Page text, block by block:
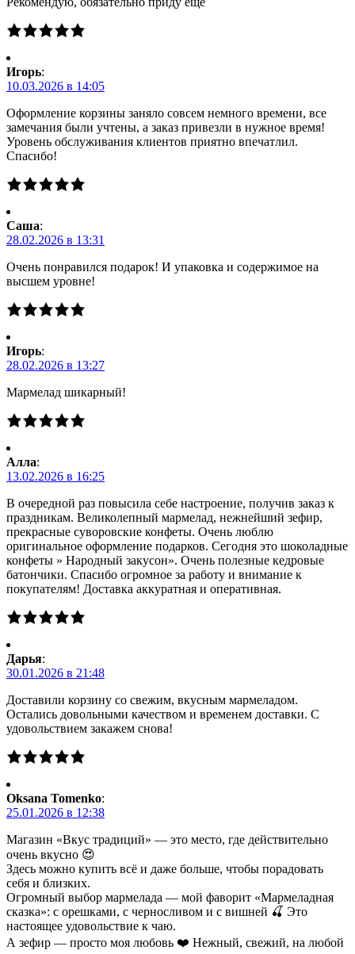
Игорь:
10.03.2026 в 14:05
Оформление корзины заняло совсем немного времени, все
замечания были учтены, а заказ привезли в нужное время!
Уровень обслуживания клиентов приятно впечатлил.
Спасибо!
Саша:
28.02.2026 в 13:31
Очень понравился подарок! И упаковка и содержимое на
высшем уровне!
Игорь:
28.02.2026 в 13:27
Мармелад шикарный!
Алла:
13.02.2026 в 16:25
В очередной раз повысила себе настроение, получив заказ к
праздникам. Великолепный мармелад, нежнейший зефир,
прекрасные суворовские конфеты. Очень люблю
оригинальное оформление подарков. Сегодня это шоколадные
конфеты » Народный закусон». Очень полезные кедровые
батончики. Спасибо огромное за работу и внимание к
покупателям! Доставка аккуратная и оперативная.
Дарья:
30.01.2026 в 21:48
Доставили корзину со свежим, вкусным мармеладом.
Остались довольными качеством и временем доставки. С
удовольствием закажем снова!
Oksana Tomenko:
25.01.2026 в 12:38
Магазин «Вкус традиций» — это место, где действительно
очень вкусно 😍
Здесь можно купить всё и даже больше, чтобы порадовать
себя и близких.
Огромный выбор мармелада — мой фаворит «Мармеладная
сказка»: с орешками, с черносливом и с вишней 🍒 Это
настоящее удовольствие к чаю.
А зефир — просто моя любовь ❤️ Нежный, свежий, на любой